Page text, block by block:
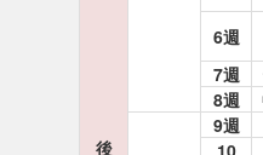
後
6週
7週
8週
9週
10